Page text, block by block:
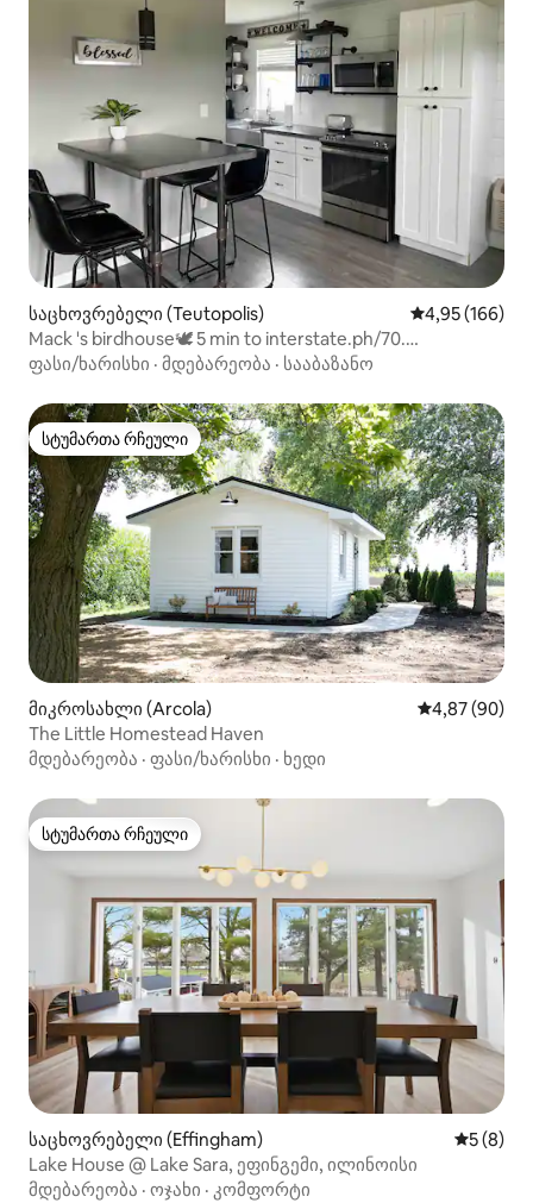
საცხოვრებელი (Teutopolis) საშუალო
4,95 (166)
Mack 's birdhouse🕊 5 min to interstate.ph/70.
მომხიბვლელი!
ფასი/ხარისხი · მდებარეობა · სააბაზანო
სტუმართა რჩეული
სტუმართა რჩეული
მიკროსახლი (Arcola) საშუალო
4,87 (90)
The Little Homestead Haven
მდებარეობა · ფასი/ხარისხი · ხედი
სტუმართა რჩეული
სტუმართა რჩეული
საცხოვრებელი (Effingham) საშუალო
5 (8)
Lake House @ Lake Sara, ეფინგემი, ილინოისი
მდებარეობა · ოჯახი · კომფორტი